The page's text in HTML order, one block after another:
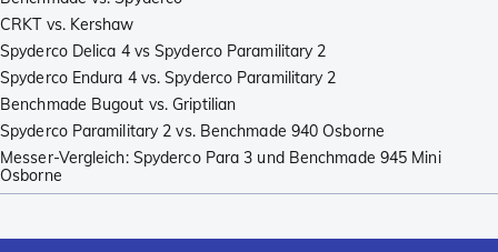
CRKT vs. Kershaw
Spyderco Delica 4 vs Spyderco Paramilitary 2
Spyderco Endura 4 vs. Spyderco Paramilitary 2
Benchmade Bugout vs. Griptilian
Spyderco Paramilitary 2 vs. Benchmade 940 Osborne
Messer-Vergleich: Spyderco Para 3 und Benchmade 945 Mini
Osborne